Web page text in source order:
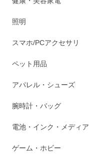
照明
スマホ/PCアクセサリ
ペット用品
アパレル・シューズ
腕時計・バッグ
電池・インク・メディア
ゲーム・ホビー